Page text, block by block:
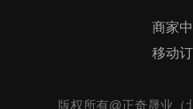
商家
移动
版权所有@正奇晟业（